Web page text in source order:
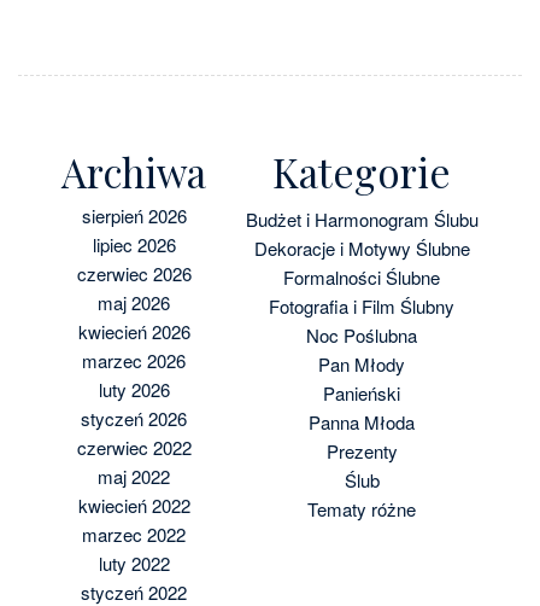
Archiwa
sierpień 2026
lipiec 2026
czerwiec 2026
maj 2026
kwiecień 2026
marzec 2026
luty 2026
styczeń 2026
czerwiec 2022
maj 2022
kwiecień 2022
marzec 2022
luty 2022
styczeń 2022
Kategorie
Budżet i Harmonogram Ślubu
Dekoracje i Motywy Ślubne
Formalności Ślubne
Fotografia i Film Ślubny
Noc Poślubna
Pan Młody
Panieński
Panna Młoda
Prezenty
Ślub
Tematy różne